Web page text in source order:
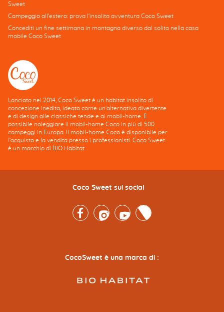
Sweet
Campeggio all'estero: prova l'insolita avventura Coco Sweet
Concediti un fine settimana in montagna diverso dal solito nella casa
mobile Coco Sweet
Lanciato nel 2014, Coco Sweet è un habitat insolito di
concezione inedita, ideato come un'alternativa divertente
e di design alle classiche tende e ai mobil-home. È
possibile noleggiare il mobil-home Coco in più di 500
campeggi in Europa. Il mobil-home Coco è disponibile per
l'acquisto e la vendita presso i professionisti. Coco Sweet
è un marchio di BIO Habitat.
Coco Sweet sui social
FacebookInstagramYoutubeTwitter
CocoSweet è una marca di :